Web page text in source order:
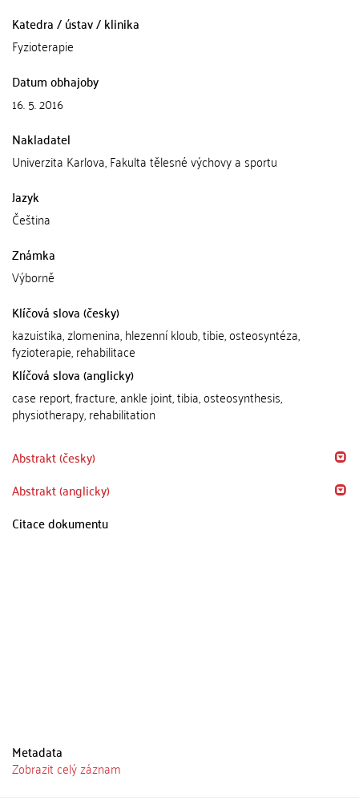
Katedra / ústav / klinika
Fyzioterapie
Datum obhajoby
16. 5. 2016
Nakladatel
Univerzita Karlova, Fakulta tělesné výchovy a sportu
Jazyk
Čeština
Známka
Výborně
Klíčová slova (česky)
kazuistika, zlomenina, hlezenní kloub, tibie, osteosyntéza,
fyzioterapie, rehabilitace
Klíčová slova (anglicky)
case report, fracture, ankle joint, tibia, osteosynthesis,
physiotherapy, rehabilitation
Abstrakt (česky)
Abstrakt (anglicky)
Citace dokumentu
Metadata
Zobrazit celý záznam